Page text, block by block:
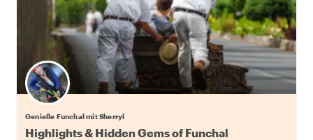
Genieße Funchal mit Sherryl
Highlights & Hidden Gems of Funchal